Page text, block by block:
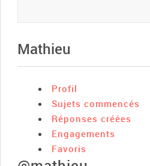
Mathieu
Profil
Sujets commencés
Réponses créées
Engagements
Favoris